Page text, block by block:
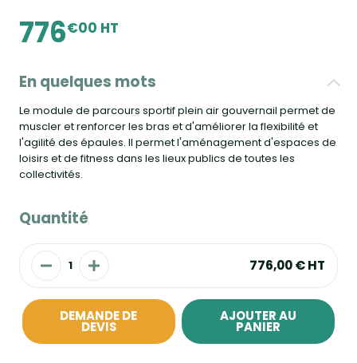
776€00 HT
En quelques mots
Le module de parcours sportif plein air gouvernail permet de
muscler et renforcer les bras et d'améliorer la flexibilité et
l'agilité des épaules. Il permet l'aménagement d'espaces de
loisirs et de fitness dans les lieux publics de toutes les
collectivités.
Quantité
776,00 €HT
DEMANDE DE
DEVIS
AJOUTER AU
PANIER